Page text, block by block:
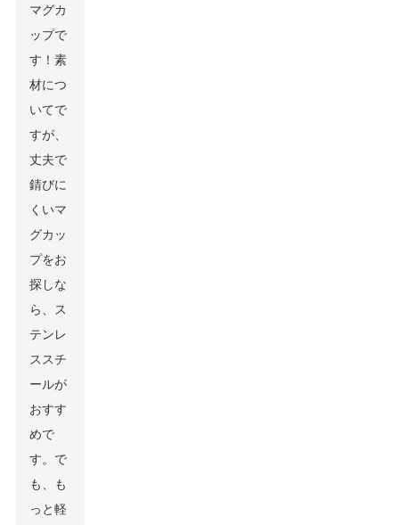
マグカ
ップで
す！素
材につ
いてで
すが、
丈夫で
錆びに
くいマ
グカッ
プをお
探しな
ら、ス
テンレ
ススチ
ールが
おすす
めで
す。で
も、も
っと軽